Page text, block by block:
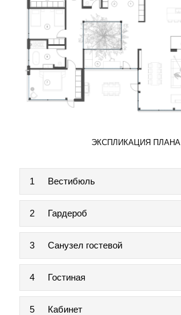
ЭКСПЛИКАЦИЯ ПЛАНА
1 Вестибюль
2 Гардероб
3 Санузел гостевой
4 Гостиная
5 Кабинет